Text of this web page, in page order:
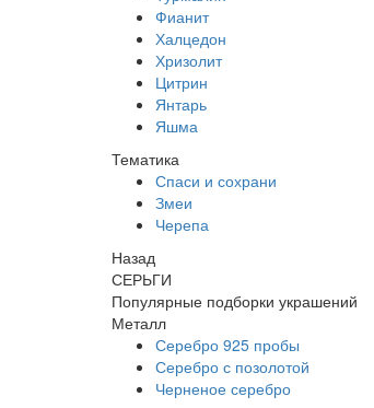
Фианит
Халцедон
Хризолит
Цитрин
Янтарь
Яшма
Тематика
Спаси и сохрани
Змеи
Черепа
Назад
СЕРЬГИ
Популярные подборки украшений
Металл
Серебро 925 пробы
Серебро с позолотой
Черненое серебро